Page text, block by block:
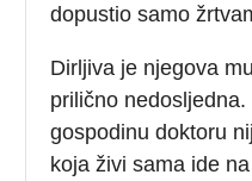
dopustio samo
Dirljiva je njegova
prilično
gospodinu doktoru
koja živi sama ide